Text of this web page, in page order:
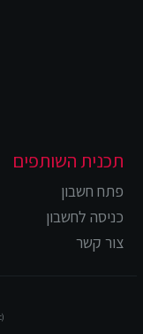
תכנית השותפים
פתח חשבון
כניסה לחשבון
צור קשר
(c) כל הזכויות שמורות ל-Date4Sex.co.il - הכרויות סקס דיסקרטיות בחינם